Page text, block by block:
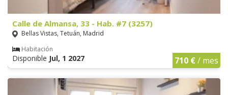
Calle de Almansa, 33 - Hab. #7 (3257)
Bellas Vistas, Tetuán, Madrid
Habitación
Disponible Jul, 1 2027 710 €/ mes